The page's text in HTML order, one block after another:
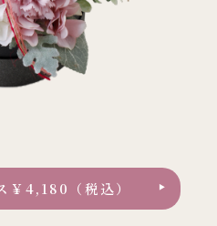
￥4,180（税込）